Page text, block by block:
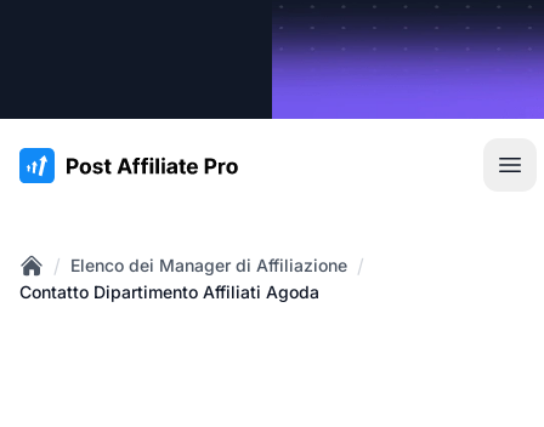
:site.title
Home
/ Elenco dei Manager di Affiliazione /
Contatto Dipartimento Affiliati Agoda